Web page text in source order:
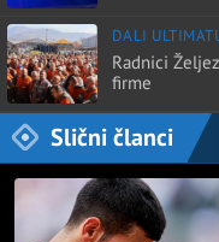
DALI
Radnici
firme
Slični članci